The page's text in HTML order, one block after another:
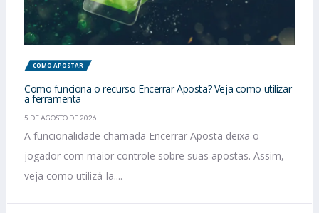
COMO APOSTAR
Como funciona o recurso Encerrar Aposta? Veja como utilizar
a ferramenta
5 DE AGOSTO DE 2026
A funcionalidade chamada Encerrar Aposta deixa o
jogador com maior controle sobre suas apostas. Assim,
veja como utilizá-la....